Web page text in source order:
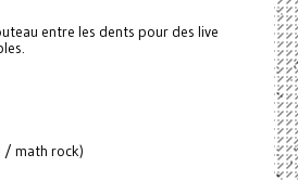
entre les dents pour des live
/ math rock)